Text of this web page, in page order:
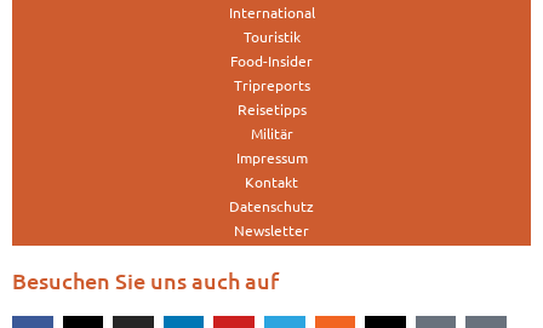
International
Touristik
Food-Insider
Tripreports
Reisetipps
Militär
Impressum
Kontakt
Datenschutz
Newsletter
Besuchen Sie uns auch auf